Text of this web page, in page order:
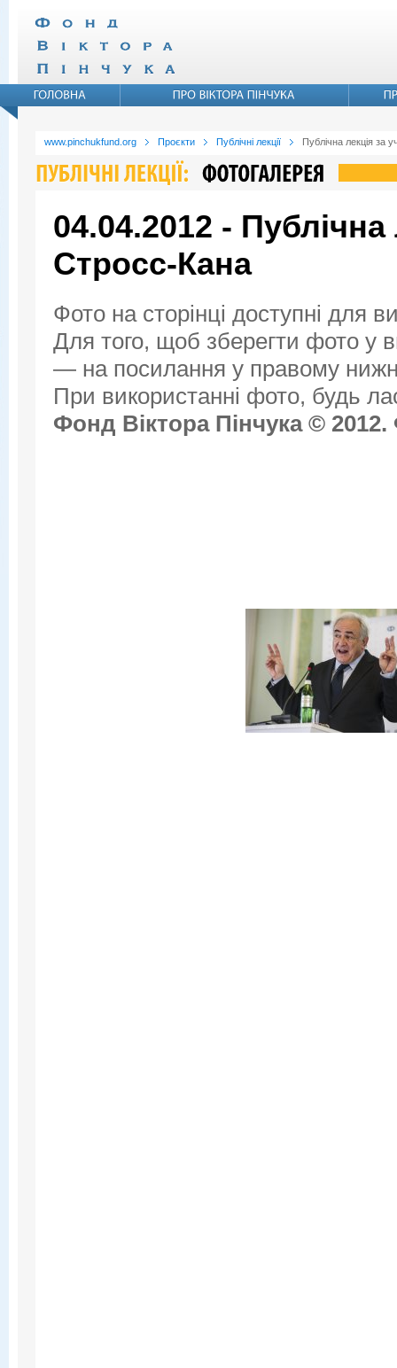
www.pinchukfund.org Проєкти Публічні лекції Публічна лекція за
04.04.2012 - Публічна
Стросс-Кана
Фото на сторінці доступні для
Для того, щоб зберегти фото у
— на посилання у правому
При використанні фото, будь
Фонд Віктора Пінчука ©